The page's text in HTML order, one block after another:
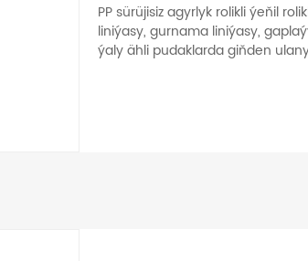
PP sürüjisiz agyrlyk rolikli ýeňil
liniýasy, gurnama liniýasy,
ýaly ähli pudaklarda giňden